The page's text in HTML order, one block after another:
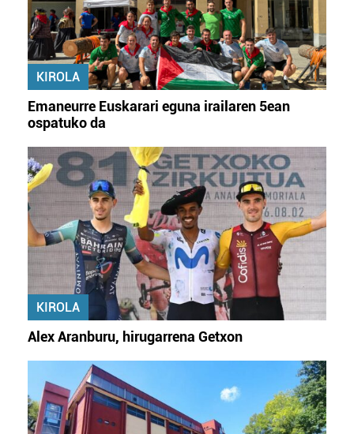
KIROLA
Emaneurre Euskarari eguna irailaren 5ean
ospatuko da
KIROLA
Alex Aranburu, hirugarrena Getxon